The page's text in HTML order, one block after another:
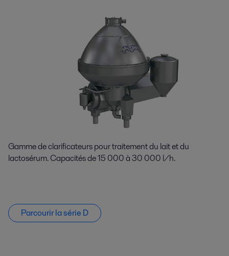
Gamme de clarificateurs pour traitement du lait et du
lactosérum. Capacités de 15 000 à 30 000 l/h.
Parcourir la série D